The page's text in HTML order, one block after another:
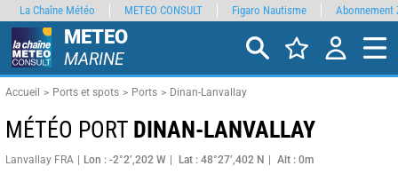
METEO
MARINE
Accueil Ports et spots Ports Dinan-Lanvallay
MÉTÉO PORT DINAN-LANVALLAY
Lanvallay FRA Lon : -2°2’,202 W Lat : 48°27’,402 N Alt : 0m
La Chaîne Météo METEO CONSULT Figaro Nautisme Abonnement